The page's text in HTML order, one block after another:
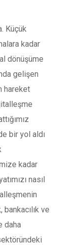
Küçük
kadar
dönüşüme
gelişen
hareket
bir yol aldı
kadar
nasıl
ve
daha